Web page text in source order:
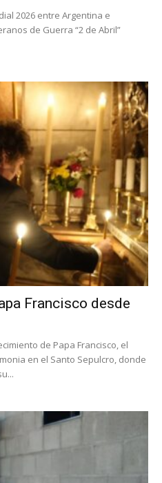
2026 entre Argentina e
de Guerra “2 de Abril”
Francisco desde
de Papa Francisco, el
en el Santo Sepulcro, donde